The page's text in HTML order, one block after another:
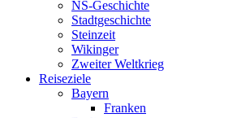
NS-Geschichte
Stadtgeschichte
Steinzeit
Wikinger
Zweiter Weltkrieg
Reiseziele
Bayern
Franken